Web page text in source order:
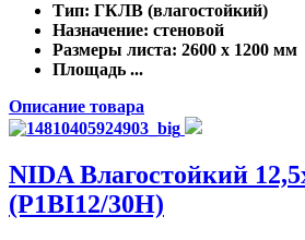
Тип: ГКЛВ (влагостойкий)
Назначение: стеновой
Размеры листа: 2600 x 1200 мм
Площадь ...
Описание товара
NIDA Влагостойкий
(P1BI12/30H)